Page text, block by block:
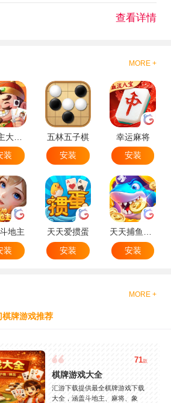
查看详情
MORE +
装
五林五子棋
安装
幸运麻将
安装
地主
装
天天爱掼蛋
安装
安装
MORE +
牌游戏推荐
71款
棋牌游戏大全
汇游下载提供最全棋牌游戏下载
大全，涵盖斗地主、麻将、象